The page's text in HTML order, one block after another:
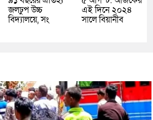
জলঢুপ উচ্চ
বিদ্যালয়ে, সং
এই দিনে ২০২৪
সালে বিয়ানীব